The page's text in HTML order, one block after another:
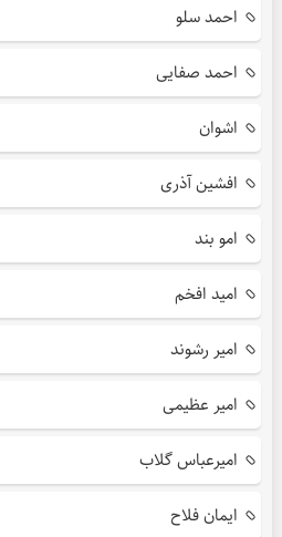
احمد سلو
احمد صفایی
اشوان
افشین آذری
امو بند
امید افخم
امیر رشوند
امیر عظیمی
امیرعباس گلاب
ایمان فلاح